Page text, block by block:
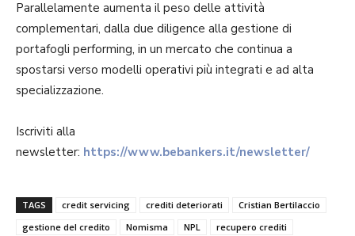
Parallelamente aumenta il peso delle attività
complementari, dalla due diligence alla gestione di
portafogli performing, in un mercato che continua a
spostarsi verso modelli operativi più integrati e ad alta
specializzazione.
Iscriviti alla
newsletter: https://www.bebankers.it/newsletter/
TAGS credit servicing crediti deteriorati
Cristian Bertilaccio
gestione del credito
Nomisma NPL
recupero crediti